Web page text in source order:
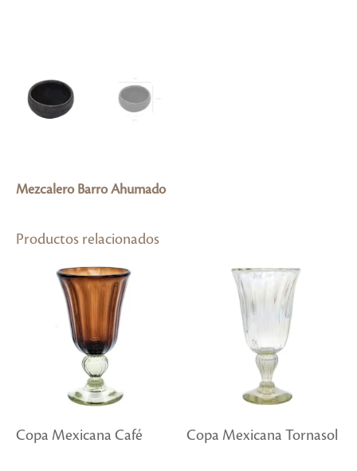
Mezcalero Barro Ahumado
Productos relacionados
Copa Mexicana Café Copa Mexicana Tornasol